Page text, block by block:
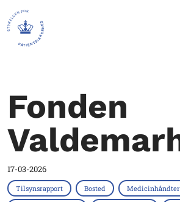
Fonden
17-03-2026
Tilsynsrapport Bosted